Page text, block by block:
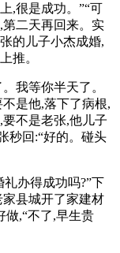
,很是成功。”“可
二天再回来。实
的儿子小杰成婚,
推。
我等你半天了。
是他,落下了病根,
不是老张,他儿子
秒回:“好的。碰头
办得成功吗?”下
县城开了家建材
做,“不了,早生贵